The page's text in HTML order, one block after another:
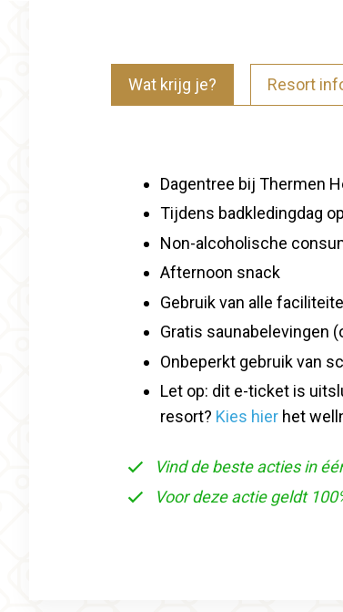
Wat krijg je? Resort
Dagentree bij Thermen
Tijdens badkledingdag
Non-alcoholische
Afternoon snack
Gebruik van alle
Gratis saunabelevingen
Onbeperkt gebruik van
Let op: dit e-ticket is
resort? Kies hier het
Vind de beste acties in
Voor deze actie geldt